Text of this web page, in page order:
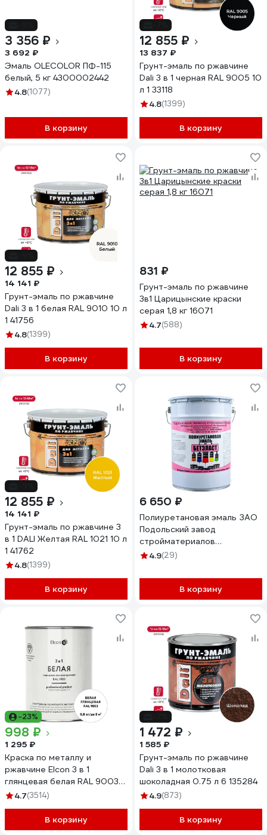
3 356 ₽
3 692 ₽
Эмаль OLECOLOR ПФ-115
белый, 5 кг 4300002442
4.8(1077)
В корзину
12 855 ₽
13 837 ₽
Грунт-эмаль по ржавчине
Dali 3 в 1 черная RAL 9005 10
л 1 33118
4.8(1399)
В корзину
12 855 ₽
14 141 ₽
Грунт-эмаль по ржавчине
Dali 3 в 1 белая RAL 9010 10 л
1 41756
4.8(1399)
В корзину
831 ₽
Грунт-эмаль по ржавчине
3в1 Царицынские краски
серая 1,8 кг 16071
4.7(588)
В корзину
12 855 ₽
14 141 ₽
Грунт-эмаль по ржавчине 3
в 1 DALI Желтая RAL 1021 10 л
1 41762
4.8(1399)
В корзину
6 650 ₽
Полиуретановая эмаль ЗАО
Подольский завод
стройматериалов
БЕТЭЛАСТ цвет серый 5 кг
4.9(29)
В корзину
-23%
998 ₽
1 295 ₽
Краска по металлу и
ржавчине Elcon 3 в 1
глянцевая белая RAL 9003
0,8 кг 00-00750060
4.7(3514)
В корзину
1 472 ₽
1 585 ₽
Грунт-эмаль по ржавчине
Dali 3 в 1 молотковая
шоколадная 0.75 л 6 135284
4.9(873)
В корзину